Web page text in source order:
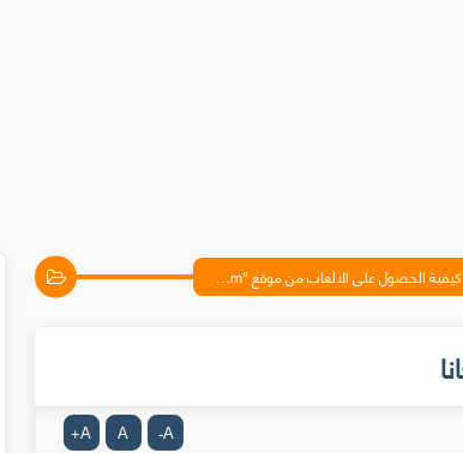
كيفية الحصول على الالعاب من موقع "Steam " مجانا
A
-
A
A
+